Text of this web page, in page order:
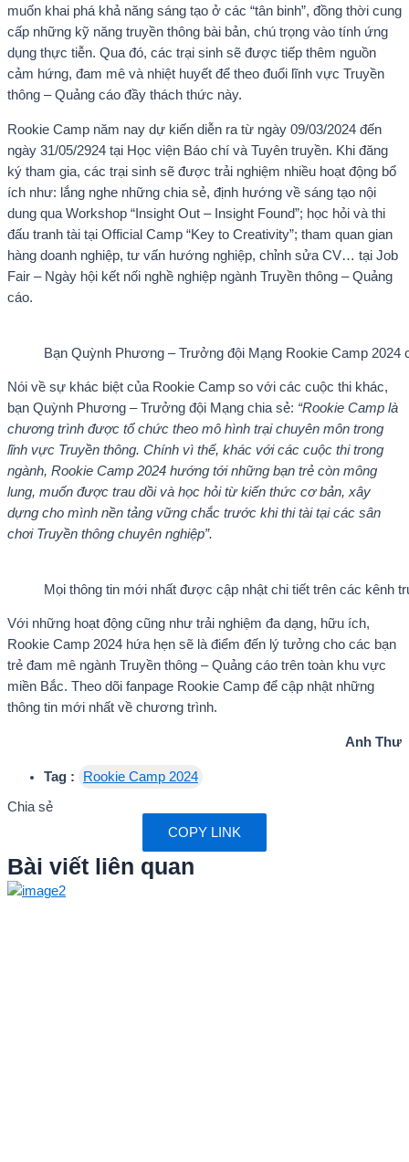
muốn khai phá khả năng sáng tạo ở các “tân binh”, đồng thời cung
cấp những kỹ năng truyền thông bài bản, chú trọng vào tính ứng
dụng thực tiễn. Qua đó, các trại sinh sẽ được tiếp thêm nguồn
cảm hứng, đam mê và nhiệt huyết để theo đuổi lĩnh vực Truyền
thông – Quảng cáo đầy thách thức này.
Rookie Camp năm nay dự kiến diễn ra từ ngày 09/03/2024 đến
ngày 31/05/2924 tại Học viện Báo chí và Tuyên truyền. Khi đăng
ký tham gia, các trại sinh sẽ được trải nghiệm nhiều hoạt động bổ
ích như: lắng nghe những chia sẻ, định hướng về sáng tạo nội
dung qua Workshop “Insight Out – Insight Found”; học hỏi và thi
đấu tranh tài tại Official Camp “Key to Creativity”; tham quan gian
hàng doanh nghiệp, tư vấn hướng nghiệp, chỉnh sửa CV… tại Job
Fair – Ngày hội kết nối nghề nghiệp ngành Truyền thông – Quảng
cáo.
Bạn Quỳnh Phương – Trưởng đội Mạng Rookie Camp
Nói về sự khác biệt của Rookie Camp so với các cuộc thi khác,
bạn Quỳnh Phương – Trưởng đội Mạng chia sẻ: “Rookie Camp là
chương trình được tổ chức theo mô hình trại chuyên môn trong
lĩnh vực Truyền thông. Chính vì thế, khác với các cuộc thi trong
ngành, Rookie Camp 2024 hướng tới những bạn trẻ còn mông
lung, muốn được trau dồi và học hỏi từ kiến thức cơ bản, xây
dựng cho mình nền tảng vững chắc trước khi thi tài tại các sân
chơi Truyền thông chuyên nghiệp”.
Mọi thông tin mới nhất được cập nhật chi tiết trên các kênh
Với những hoạt động cũng như trải nghiệm đa dạng, hữu ích,
Rookie Camp 2024 hứa hẹn sẽ là điểm đến lý tưởng cho các bạn
trẻ đam mê ngành Truyền thông – Quảng cáo trên toàn khu vực
miền Bắc. Theo dõi fanpage Rookie Camp để cập nhật những
thông tin mới nhất về chương trình.
Anh Thư
Tag : Rookie Camp 2024
Chia sẻ
COPY LINK
Bài viết liên quan